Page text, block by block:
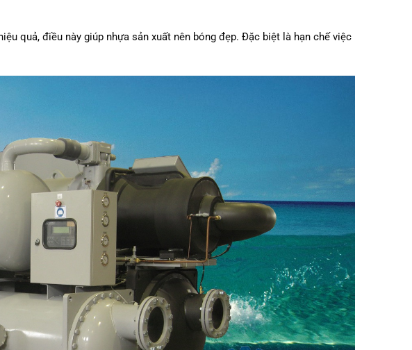
quả, điều này giúp nhựa sản xuất nên bóng đẹp. Đặc biệt là hạn chế việc